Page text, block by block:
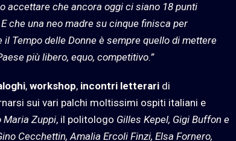
accettare che ancora oggi ci siano 18 punti
che una neo madre su cinque finisca per
Tempo delle Donne è sempre quello di mettere
più libero, equo, competitivo.”
, workshop, incontri letterari di
sui vari palchi moltissimi ospiti italiani e
Maria Zuppi, il politologo Gilles Kepel, Gigi Buffon e
Cecchettin, Amalia Ercoli Finzi, Elsa Fornero,